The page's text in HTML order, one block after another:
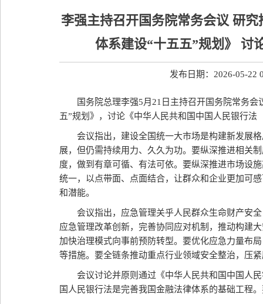
李强主持召开国务院常务会议 研
体系建设“十五五”规划》 讨
发布日期：2026-05-22
国务院总理李强5月21日主持召开国务院常务
五”规划》，讨论《中华人民共和国中国人民银行法
会议指出，建设全国统一大市场是构建新发展
展，但仍需持续用力、久久为功。要纵深推进相关
度，做到有章可循、有法可依。要纵深推进市场设
统一，以点带面、点面结合，让群众和企业更加可
和潜能。
会议指出，应急管理关乎人民群众生命财产安
应急管理改革创新，完善协同应对机制，推动构建
加快治理模式向事前预防转型。要优化应急力量布
等措施。要全链条推动重点行业领域安全整治，压
会议讨论并原则通过《中华人民共和国中国人
国人民银行法是完善我国金融法律体系的基础工程